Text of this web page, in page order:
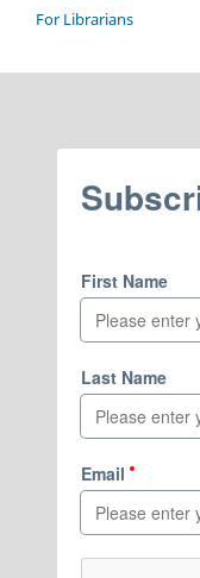
For Librarians